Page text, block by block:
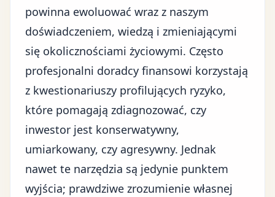
powinna ewoluować wraz z naszym
doświadczeniem, wiedzą i zmieniającymi
się okolicznościami życiowymi. Często
profesjonalni doradcy finansowi korzystają
z kwestionariuszy profilujących ryzyko,
które pomagają zdiagnozować, czy
inwestor jest konserwatywny,
umiarkowany, czy agresywny. Jednak
nawet te narzędzia są jedynie punktem
wyjścia; prawdziwe zrozumienie własnej